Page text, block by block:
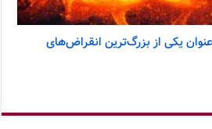
یکی از بزرگ‌ترین انقراض‌های